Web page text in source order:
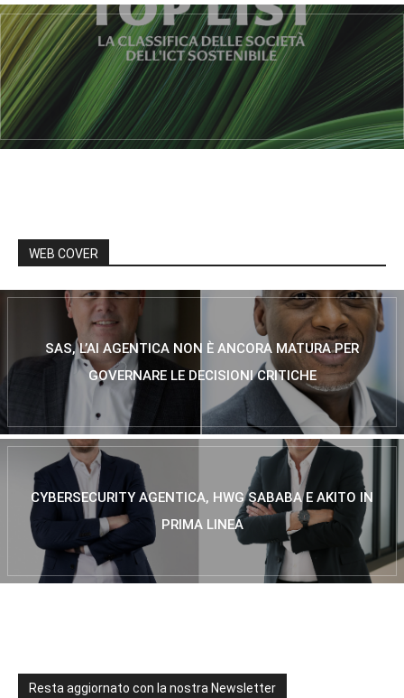
WEB COVER
SAS, L’AI AGENTICA NON È ANCORA MATURA PER
GOVERNARE LE DECISIONI CRITICHE
CYBERSECURITY AGENTICA, HWG SABABA E AKITO IN
PRIMA LINEA
Resta aggiornato con la nostra Newsletter